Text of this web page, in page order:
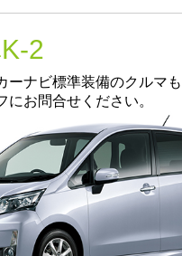
2
ーナビ標準装備のクルマも
にお問合せください。